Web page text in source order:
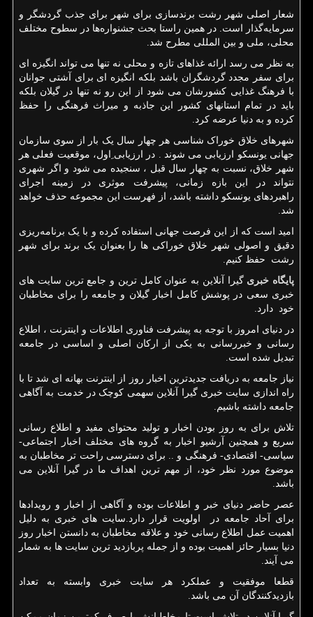
شعار اصلی شهر رشت برندسازی برای شهر برای جذب گردشگر و
سرمایه‌گذار است. در همین راستا بحث جشنواره‌ها در سطوح مختلف
محلی، ملی و بین المللی مطرح شد.
به نظر می رسد ارائه غذاهای تازه و محلی نه تنها می تواند انگیزه ای
برای سفر مجدد گردشگران باشد بلکه انگیزه ای برای آشتی جوانان
با فرهنگ غذایی کشورشان می شود از این رو نه تنها در گیلان بلکه
باید در تمام استانهای کشور این جاذبه و میراث فرهنگی را حفظ
کرده و به دنیا عرضه کرد.
شهرهای خلاق خوراک شناسی هر چهار سال یک بار از سوی سازمان
جهانی یونسکو ارزیابی می شوند . در ارزیابی ِاول، موقعیت فعلی هر
شهر خلاق، نسبت به چهار سال قبل ، سنجیده می شود و اگر شهری
نتواند در این بازه زمانی، پیشرفت موثری در زمینه اجرای
راهبردهای یونسکو داشته باشد، از فهرست این مجموعه حذف خواهد
شد.
امید است که از این فرصت جهانی استفاده کرده و با یک برنامه‌ریزی
دقیق و اصولی شهر خلاق خوراکی ها را بعنوان یک برند برای شهر
رشت حفظ کنیم.
پایگاه خبری گیرا آنلاین به عنوان کامل ترین و جامع ترین سایت های
خبری سعی در پوشش کامل اخبار گیلان و جامعه را برای مخاطبان
خود دارد.
در دنیای امروز با توجه به پیشرفت فناوری اطلاعات و اینترنت ، اطلاع
رسانی و خبررسانی به یکی از ارکان اصلی و اساسی در جامعه
تبدیل شده است.
نیاز جامعه به دریافت جدیدترین اخبار روز از اینترنت بهانه ای شد تا با
راه اندازی سایت خبری گیرا آنلاین سهمی کوچک در خدمت به آگاهی
جامعه داشته باشیم.
تلاش برای به روز بودن اخبار و تولید محتوای مفید و اطلاع رسانی
سریع و همچنین آرشیو اخبار به گروه های مختلف اخبار اجتماعی-
سیاسی- اقتصادی- فرهنگی و .. برای دسترسی راحت تر مخاطبان به
موضوع مورد نظر خود، از مهم ترین اهداف ما در گیرا آنلاین می
باشد.
عصر حاضر دنیای خبر و اطلاعات بوده و آگاهی از اخبار و رویدادها
برای آحاد جامعه در اولویت قرار دارد.سایت های خبری به دلیل
اهمیت عمل اطلاع رسانی خود و علاقه مخاطبان به دانستن اخبار روز
دنیا بسیار حائز اهمیت بوده و از جمله پربازدید ترین سایت ها به شمار
می آیند.
قطعا موفقیت و عملکرد هر سایت خبری وابسته به تعداد
بازدیدکنندگان آن می باشد.